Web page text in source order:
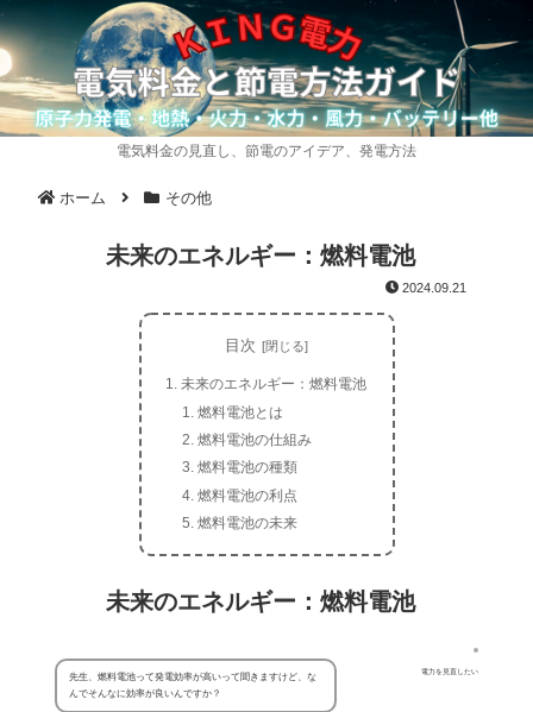
電気料金の見直し、節電のアイデア、発電方法
ホーム その他
未来のエネルギー：燃料電池
2024.09.21
目次
未来のエネルギー：燃料電池
燃料電池とは
燃料電池の仕組み
燃料電池の種類
燃料電池の利点
燃料電池の未来
未来のエネルギー：燃料電池
電力を見直したい
先生、燃料電池って発電効率が高いって聞きますけど、な
んでそんなに効率が良いんですか？